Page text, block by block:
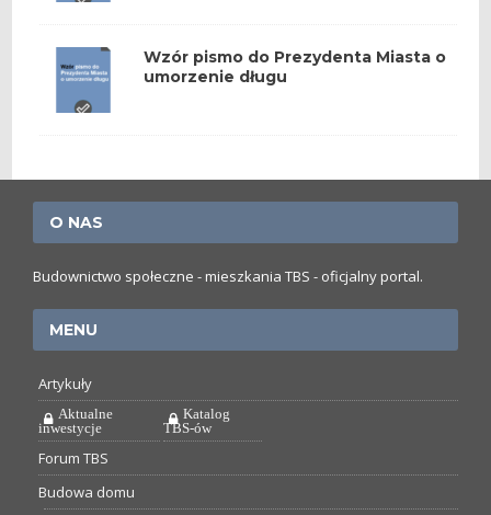
Wzór pismo do Prezydenta Miasta o
umorzenie długu
O NAS
Budownictwo społeczne - mieszkania TBS - oficjalny portal.
MENU
Artykuły
Aktualne
inwestycje
Katalog
TBS-ów
Forum TBS
Budowa domu